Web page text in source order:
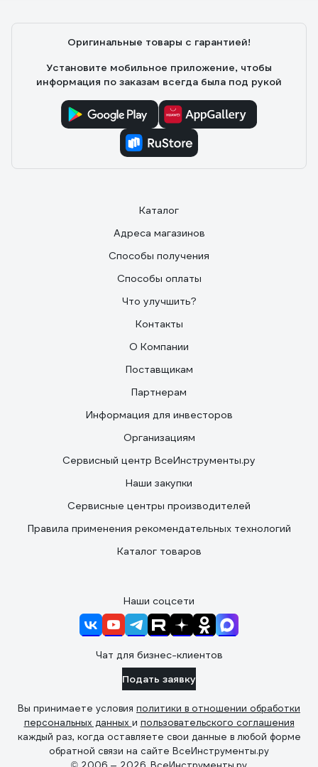
Оригинальные товары с гарантией!
Установите мобильное приложение, чтобы
информация по заказам всегда была под рукой
Каталог
Адреса магазинов
Способы получения
Способы оплаты
Что улучшить?
Контакты
О Компании
Поставщикам
Партнерам
Информация для инвесторов
Организациям
Сервисный центр ВсеИнструменты.ру
Наши закупки
Сервисные центры производителей
Правила применения рекомендательных технологий
Каталог товаров
Наши соцсети
Чат для бизнес-клиентов
Подать заявку
Вы принимаете условия политики в отношении обработки
персональных данных и пользовательского соглашения
каждый раз, когда оставляете свои данные в любой форме
обратной связи на сайте ВсеИнструменты.ру